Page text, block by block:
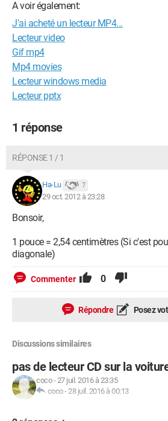
A voir également:
J'ai acheté un lecteur MP4...
Lecteur video
Gif mp4
Mp4 movies
Lecteur windows media
Lecteur pptx
1 réponse
RÉPONSE 1 / 1
Ha-Lu 7
29 oct. 2012 à 23:28
Bonsoir,
1 pouce = 2,54 centimètres (Si c'est
diagonale)
Commenter 0
Répondre Posez
Discussions similaires
pas de lecteur CD sur la
coco-27 juil. 2016 à 23:35
coco-28 juil. 2016 à 00:13